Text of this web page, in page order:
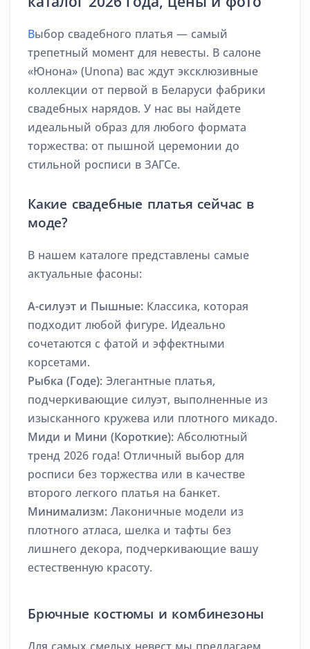
Выбор свадебного платья — самый
трепетный момент для невесты. В салоне
«Юнона» (Unona) вас ждут эксклюзивные
коллекции от первой в Беларуси фабрики
свадебных нарядов. У нас вы найдете
идеальный образ для любого формата
торжества: от пышной церемонии до
стильной росписи в ЗАГСе.
Какие свадебные платья сейчас в
моде?
В нашем каталоге представлены самые
актуальные фасоны:
А-силуэт и Пышные: Классика, которая
подходит любой фигуре. Идеально
сочетаются с фатой и эффектными
корсетами.
Рыбка (Годе): Элегантные платья,
подчеркивающие силуэт, выполненные из
изысканного кружева или плотного микадо.
Миди и Мини (Короткие): Абсолютный
тренд 2026 года! Отличный выбор для
росписи без торжества или в качестве
второго легкого платья на банкет.
Минимализм: Лаконичные модели из
плотного атласа, шелка и тафты без
лишнего декора, подчеркивающие вашу
естественную красоту.
Брючные костюмы и комбинезоны